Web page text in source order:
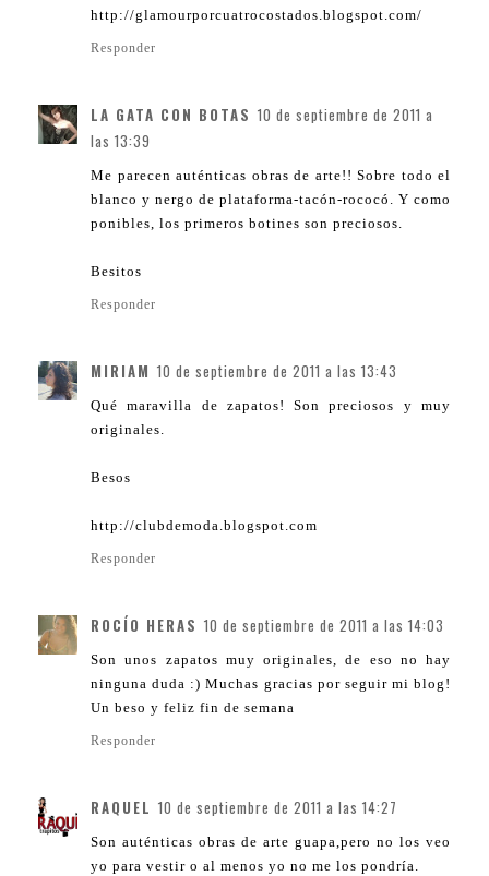
http://glamourporcuatrocostados.blogspot.com/
Responder
LA GATA CON BOTAS 10 de septiembre de 2011 a
las 13:39
Me parecen auténticas obras de arte!! Sobre todo el
blanco y nergo de plataforma-tacón-rococó. Y como
ponibles, los primeros botines son preciosos.
Besitos
Responder
MIRIAM 10 de septiembre de 2011 a las 13:43
Qué maravilla de zapatos! Son preciosos y muy
originales.
Besos
http://clubdemoda.blogspot.com
Responder
ROCÍO HERAS 10 de septiembre de 2011 a las 14:03
Son unos zapatos muy originales, de eso no hay
ninguna duda :) Muchas gracias por seguir mi blog!
Un beso y feliz fin de semana
Responder
RAQUEL 10 de septiembre de 2011 a las 14:27
Son auténticas obras de arte guapa,pero no los veo
yo para vestir o al menos yo no me los pondría.